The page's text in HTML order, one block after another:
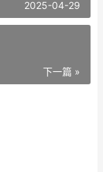
2025-04-29
下一篇 »